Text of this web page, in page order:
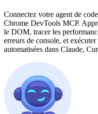
Connectez votre agent de
Chrome DevTools MCP.
le DOM, tracer les
erreurs de console, et
automatisées dans Claude,